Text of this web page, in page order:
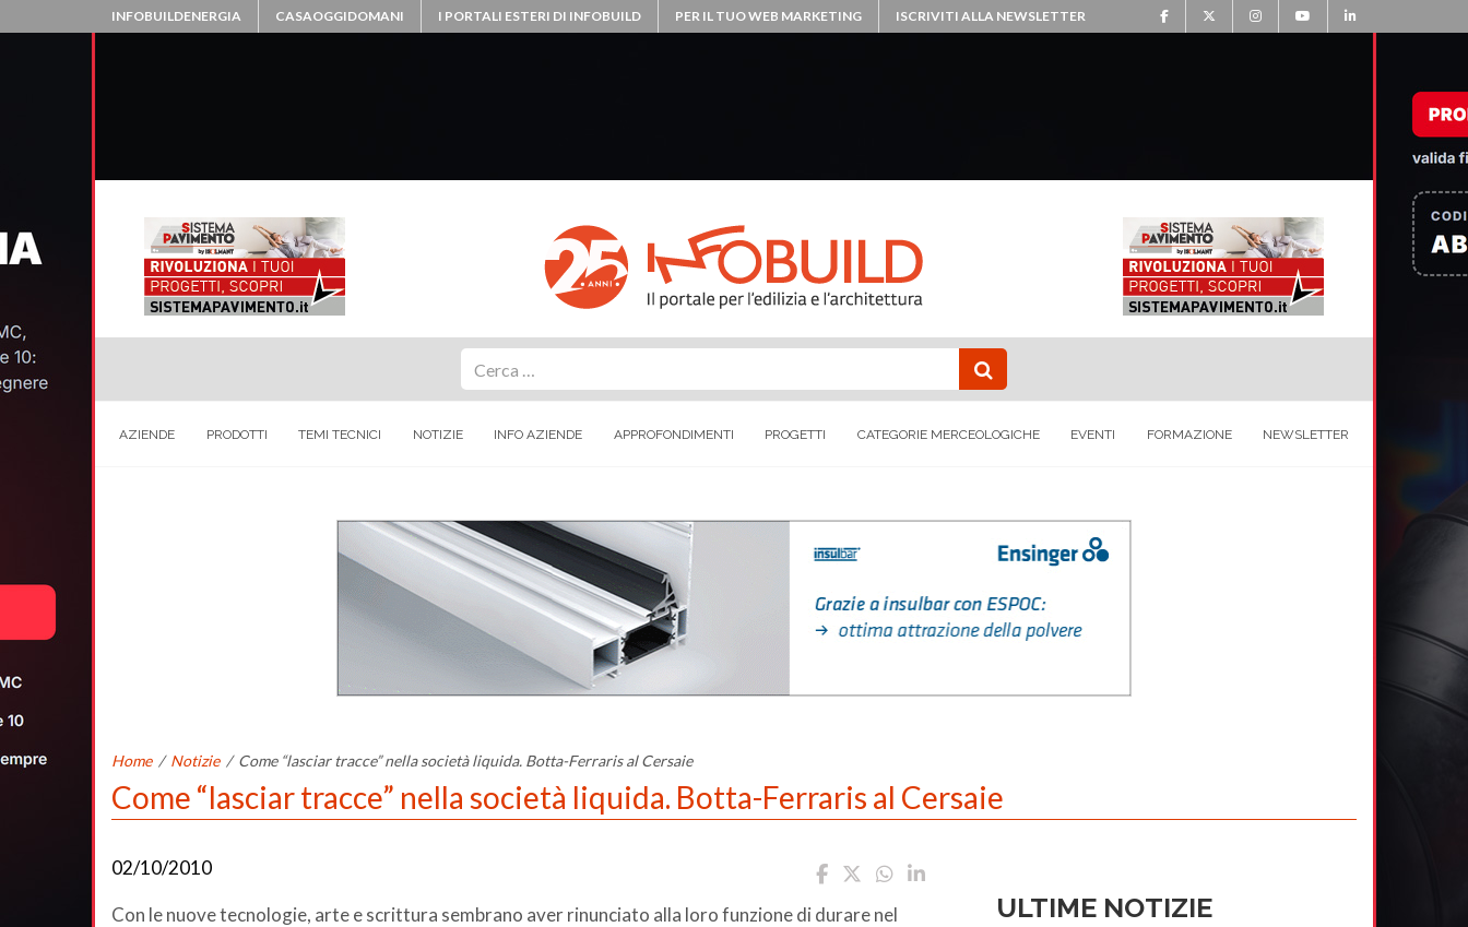
INFOBUILDENERGIA CASAOGGIDOMANI I PORTALI ESTERI DI INFOBUILD PER IL TUO WEB MARKETING ISCRIVITI ALLA NEWSLETTER
AZIENDE PRODOTTI TEMI TECNICI NOTIZIE INFO AZIENDE APPROFONDIMENTI PROGETTI CATEGORIE MERCEOLOGICHE EVENTI FORMAZIONE NEWSLETTER
Home / Notizie / Come “lasciar tracce” nella società liquida. Botta-Ferraris al Cersaie
Come “lasciar tracce” nella società liquida. Botta-Ferraris al Cersaie
02/10/2010
Con le nuove tecnologie, arte e scrittura sembrano aver rinunciato alla loro funzione di durare nel
ULTIME NOTIZIE